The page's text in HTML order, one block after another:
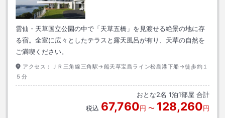
雲仙・天草国立公園の中で「天草五橋」を見渡せる絶景の地に存
る宿。全室に広々としたテラスと露天風呂が有り、天草の自然を
ご満喫ください。
アクセス：
ＪＲ三角線三角駅→船天草宝島ライン松島港下船→徒歩約１
５分
おとな2名 1泊1部屋 合計
税込 67,760円 〜 128,260円